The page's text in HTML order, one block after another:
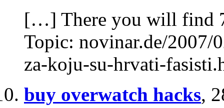
[…] There you will find
Topic: novinar.de/2007/
za-koju-su-hrvati-
buy overwatch hacks,